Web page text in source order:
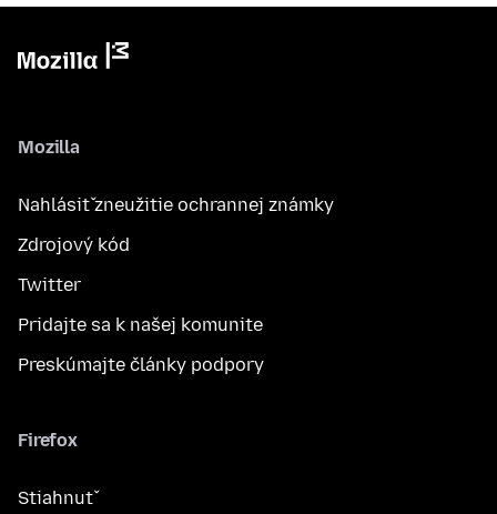
Mozilla
Nahlásiť zneužitie ochrannej známky
Zdrojový kód
Twitter
Pridajte sa k našej komunite
Preskúmajte články podpory
Firefox
Stiahnuť